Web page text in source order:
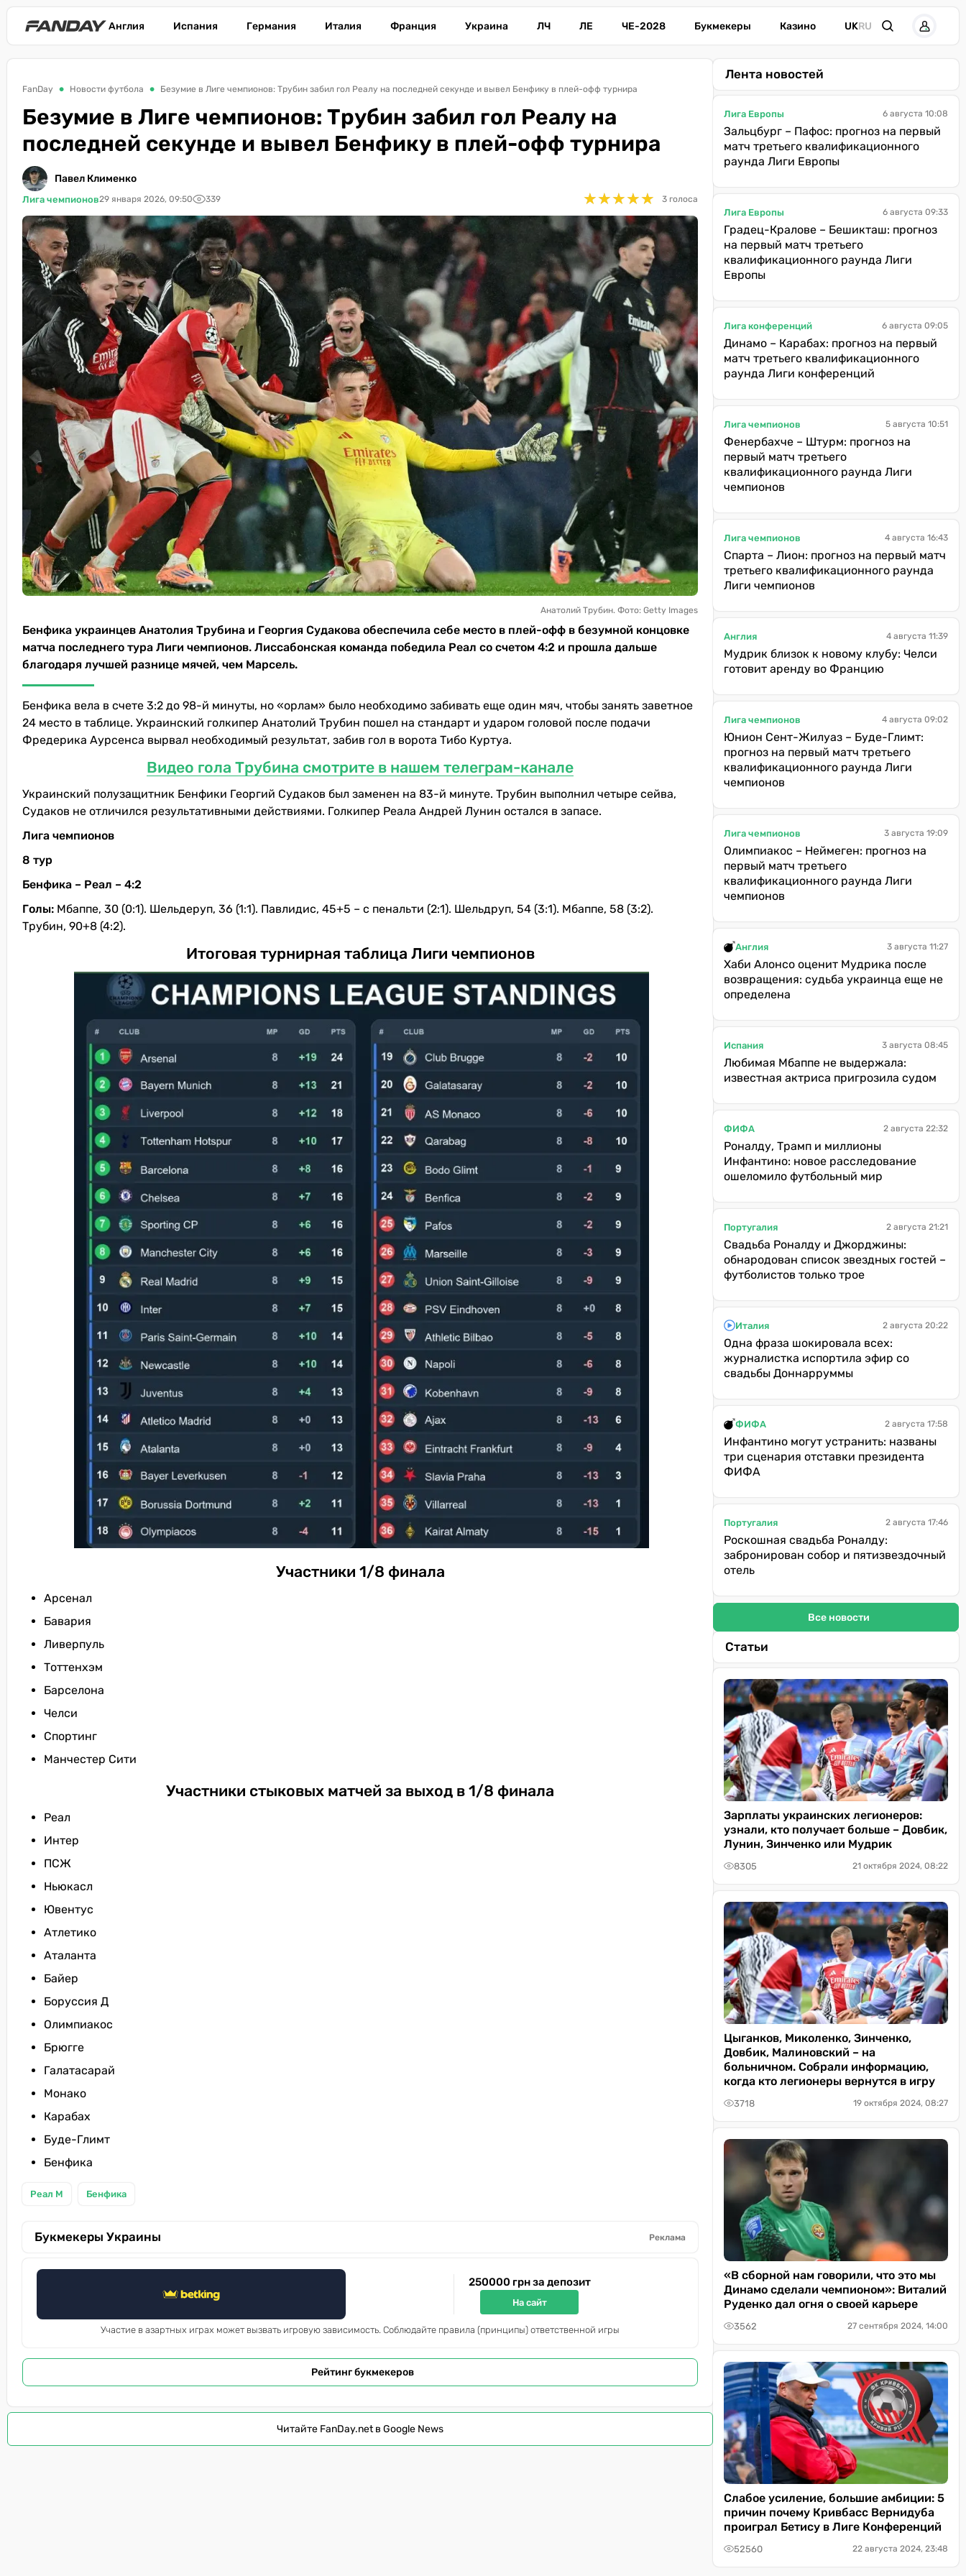
Англия Испания Германия Италия Франция Украина ЛЧ ЛЕ ЧЕ-2028 Букмекеры Казино UKRU
FanDay Новости футбола Безумие в Лиге чемпионов: Трубин забил гол Реалу на последней секунде и вывел Бенфику в плей-офф турнира
Безумие в Лиге чемпионов: Трубин забил гол Реалу на
последней секунде и вывел Бенфику в плей-офф турнира
Павел Клименко
Лига чемпионов29 января 2026, 09:50 339 ★★★★★
★★★★★ 3 голоса
Анатолий Трубин. Фото: Getty Images
Бенфика украинцев Анатолия Трубина и Георгия Судакова обеспечила себе место в плей-офф в безумной концовке
матча последнего тура Лиги чемпионов. Лиссабонская команда победила Реал со счетом 4:2 и прошла дальше
благодаря лучшей разнице мячей, чем Марсель.
Бенфика вела в счете 3:2 до 98-й минуты, но «орлам» было необходимо забивать еще один мяч, чтобы занять заветное
24 место в таблице. Украинский голкипер Анатолий Трубин пошел на стандарт и ударом головой после подачи
Фредерика Аурсенса вырвал необходимый результат, забив гол в ворота Тибо Куртуа.
Видео гола Трубина смотрите в нашем телеграм-канале
Украинский полузащитник Бенфики Георгий Судаков был заменен на 83-й минуте. Трубин выполнил четыре сейва,
Судаков не отличился результативными действиями. Голкипер Реала Андрей Лунин остался в запасе.
Лига чемпионов
8 тур
Бенфика – Реал – 4:2
Голы: Мбаппе, 30 (0:1). Шельдеруп, 36 (1:1). Павлидис, 45+5 – с пенальти (2:1). Шельдруп, 54 (3:1). Мбаппе, 58 (3:2).
Трубин, 90+8 (4:2).
Итоговая турнирная таблица Лиги чемпионов
Участники 1/8 финала
Арсенал
Бавария
Ливерпуль
Тоттенхэм
Барселона
Челси
Спортинг
Манчестер Сити
Участники стыковых матчей за выход в 1/8 финала
Реал
Интер
ПСЖ
Ньюкасл
Ювентус
Атлетико
Аталанта
Байер
Боруссия Д
Олимпиакос
Брюгге
Галатасарай
Монако
Карабах
Буде-Глимт
Бенфика
Реал М Бенфика
Букмекеры Украины Реклама
250000 грн за депозит
На сайт
Участие в азартных играх может вызвать игровую зависимость. Соблюдайте правила (принципы) ответственной игры
Рейтинг букмекеров
Читайте FanDay.net в Google News
Лента новостей
Лига Европы 6 августа 10:08
Зальцбург – Пафос: прогноз на первый
матч третьего квалификационного
раунда Лиги Европы
Лига Европы 6 августа 09:33
Градец-Кралове – Бешикташ: прогноз
на первый матч третьего
квалификационного раунда Лиги
Европы
Лига конференций 6 августа 09:05
Динамо – Карабах: прогноз на первый
матч третьего квалификационного
раунда Лиги конференций
Лига чемпионов 5 августа 10:51
Фенербахче – Штурм: прогноз на
первый матч третьего
квалификационного раунда Лиги
чемпионов
Лига чемпионов 4 августа 16:43
Спарта – Лион: прогноз на первый матч
третьего квалификационного раунда
Лиги чемпионов
Англия 4 августа 11:39
Мудрик близок к новому клубу: Челси
готовит аренду во Францию
Лига чемпионов 4 августа 09:02
Юнион Сент-Жилуаз – Буде-Глимт:
прогноз на первый матч третьего
квалификационного раунда Лиги
чемпионов
Лига чемпионов 3 августа 19:09
Олимпиакос – Неймеген: прогноз на
первый матч третьего
квалификационного раунда Лиги
чемпионов
Англия 3 августа 11:27
Хаби Алонсо оценит Мудрика после
возвращения: судьба украинца еще не
определена
Испания 3 августа 08:45
Любимая Мбаппе не выдержала:
известная актриса пригрозила судом
ФИФА 2 августа 22:32
Роналду, Трамп и миллионы
Инфантино: новое расследование
ошеломило футбольный мир
Португалия 2 августа 21:21
Свадьба Роналду и Джорджины:
обнародован список звездных гостей –
футболистов только трое
Италия 2 августа 20:22
Одна фраза шокировала всех:
журналистка испортила эфир со
свадьбы Доннарруммы
ФИФА 2 августа 17:58
Инфантино могут устранить: названы
три сценария отставки президента
ФИФА
Португалия 2 августа 17:46
Роскошная свадьба Роналду:
забронирован собор и пятизвездочный
отель
Все новости
Статьи
Зарплаты украинских легионеров:
узнали, кто получает больше – Довбик,
Лунин, Зинченко или Мудрик
8305 21 октября 2024, 08:22
Цыганков, Миколенко, Зинченко,
Довбик, Малиновский – на
больничном. Собрали информацию,
когда кто легионеры вернутся в игру
3718 19 октября 2024, 08:27
«В сборной нам говорили, что это мы
Динамо сделали чемпионом»: Виталий
Руденко дал огня о своей карьере
3562 27 сентября 2024, 14:00
Слабое усиление, большие амбиции: 5
причин почему Кривбасс Вернидуба
проиграл Бетису в Лиге Конференций
52560 22 августа 2024, 23:48